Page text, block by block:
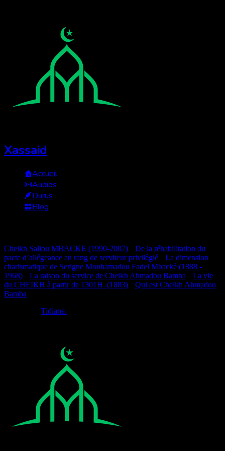
Xassaid
Accueil
Audios
Durus
Blog
Cheikh Saliou MBACKE (1990-2007)
De la réhabilitation du
pacte d’allégeance au rang de serviteur privilégié
La dimension
charismatique de Serigne Mouhamadou Fadel Mbacké (1888 -
1968)
La raison du service de Cheikh Ahmadou Bamba
La vie
du CHEIKH à partir de 1301H. (1883)
Qui est Cheikh Ahmadou
Bamba
Tidiane.